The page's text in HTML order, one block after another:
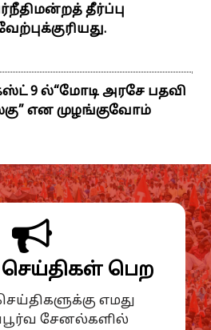
தீர்ப்பு
9 ல்“மோடி அரசே பதவி
என முழங்குவோம்
பெற
எமது
சேனல்களில்